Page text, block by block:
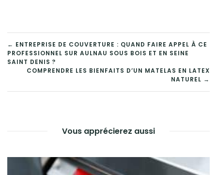
NAVIGATION
DE
L’ARTICLE
← ENTREPRISE DE COUVERTURE : QUAND FAIRE APPEL À CE
PROFESSIONNEL SUR AULNAU SOUS BOIS ET EN SEINE
SAINT DENIS ?
COMPRENDRE LES BIENFAITS D’UN MATELAS EN LATEX
NATUREL →
Vous apprécierez aussi